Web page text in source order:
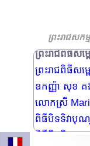
ព្រះរាជសកម្
ព្រះរាជពិធីថ្
ព្រះរាជពិធីស
ព្រះរាជពិធីស
ឧកញ្ញ៉ា សុខ គ
លោកស្រី
ពិធីបិទទិវាបុណ្
ពិធីបិទទិវាបុណ្